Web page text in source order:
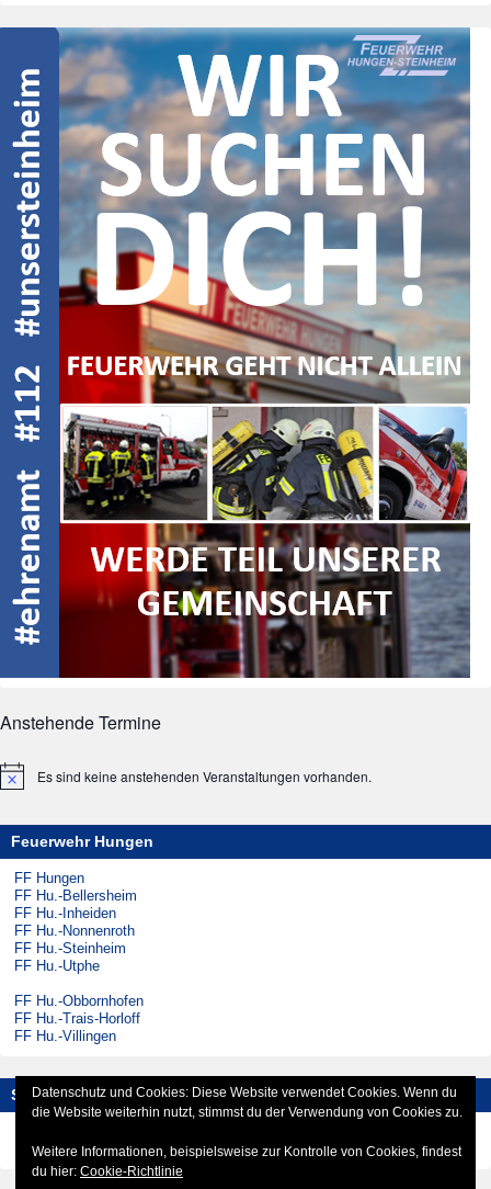
Anstehende Termine
HinweisEs sind keine anstehenden Veranstaltungen vorhanden.
Feuerwehr Hungen
FF Hungen
FF Hu.-Bellersheim
FF Hu.-Inheiden
FF Hu.-Nonnenroth
FF Hu.-Steinheim
FF Hu.-Utphe
FF Hu.-Obbornhofen
FF Hu.-Trais-Horloff
FF Hu.-Villingen
Social-Media
Facebook
Datenschutz und Cookies: Diese Website verwendet Cookies. Wenn du
die Website weiterhin nutzt, stimmst du der Verwendung von Cookies zu.
Weitere Informationen, beispielsweise zur Kontrolle von Cookies, findest
du hier: Cookie-Richtlinie